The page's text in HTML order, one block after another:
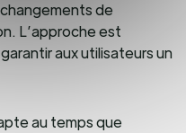
de
L’approche est
aux utilisateurs un
au temps que